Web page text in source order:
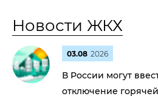
Новости ЖКХ
03.08 2026
В России могут
отключение